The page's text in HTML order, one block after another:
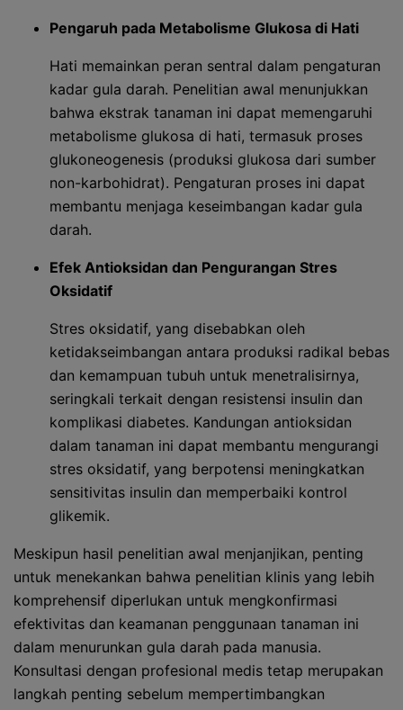
Pengaruh pada Metabolisme Glukosa di Hati
Hati memainkan peran sentral dalam pengaturan
kadar gula darah. Penelitian awal menunjukkan
bahwa ekstrak tanaman ini dapat memengaruhi
metabolisme glukosa di hati, termasuk proses
glukoneogenesis (produksi glukosa dari sumber
non-karbohidrat). Pengaturan proses ini dapat
membantu menjaga keseimbangan kadar gula
darah.
Efek Antioksidan dan Pengurangan Stres
Oksidatif
Stres oksidatif, yang disebabkan oleh
ketidakseimbangan antara produksi radikal bebas
dan kemampuan tubuh untuk menetralisirnya,
seringkali terkait dengan resistensi insulin dan
komplikasi diabetes. Kandungan antioksidan
dalam tanaman ini dapat membantu mengurangi
stres oksidatif, yang berpotensi meningkatkan
sensitivitas insulin dan memperbaiki kontrol
glikemik.
Meskipun hasil penelitian awal menjanjikan, penting
untuk menekankan bahwa penelitian klinis yang lebih
komprehensif diperlukan untuk mengkonfirmasi
efektivitas dan keamanan penggunaan tanaman ini
dalam menurunkan gula darah pada manusia.
Konsultasi dengan profesional medis tetap merupakan
langkah penting sebelum mempertimbangkan